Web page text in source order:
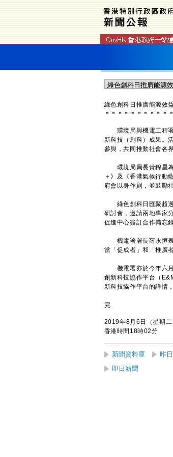
綠色創科日推廣能源效
＊ ＊ ＊ ＊ ＊ ＊ ＊ ＊ ＊ ＊ ＊
環境局與機電工程署
新科技（創科）成果。
參與，共同推動社會各
環境局局長黃錦星為
＋》及《香港氣候行動
府會以身作則，並鼓勵
綠色創科日匯聚超過
研討會，邀請兩地專家
促進中心簽訂合作備忘
機電署署長薛永恒表
當「促成者」和「推廣
機電署亦於今年六月
創新科技協作平台（
新科技協作平台的詳情
完
2019年8月6日（星期二
香港時間18時02分
新聞資料庫 昨
即日新聞